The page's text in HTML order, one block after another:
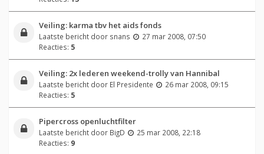
Veiling: karma tbv het aids fonds
Laatste bericht door snans
27 mar 2008, 07:50
Reacties: 5
Veiling: 2x lederen weekend-trolly van Hannibal
Laatste bericht door El Presidente
26 mar 2008, 09:15
Reacties: 5
Pipercross openluchtfilter
Laatste bericht door BigD
25 mar 2008, 22:18
Reacties: 9